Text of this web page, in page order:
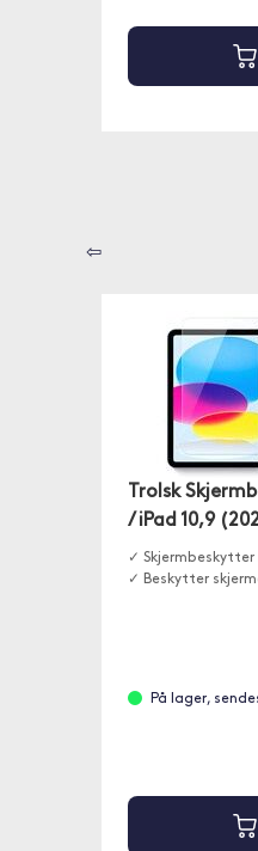
⇦
Trolsk
/ iPad 10,9
✓
✓ Beskytter
På lager,